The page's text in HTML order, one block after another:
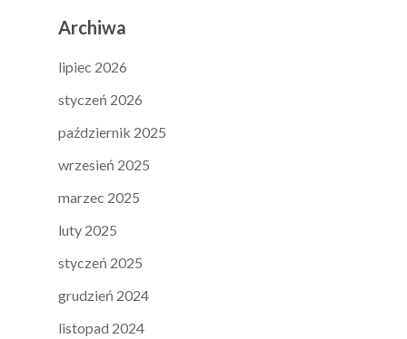
Archiwa
lipiec 2026
styczeń 2026
październik 2025
wrzesień 2025
marzec 2025
luty 2025
styczeń 2025
grudzień 2024
listopad 2024